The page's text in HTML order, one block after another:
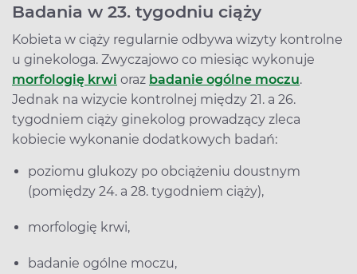
Badania w 23. tygodniu ciąży
Kobieta w ciąży regularnie odbywa wizyty kontrolne
u ginekologa. Zwyczajowo co miesiąc wykonuje
morfologię krwi oraz badanie ogólne moczu.
Jednak na wizycie kontrolnej między 21. a 26.
tygodniem ciąży ginekolog prowadzący zleca
kobiecie wykonanie dodatkowych badań:
poziomu glukozy po obciążeniu doustnym
(pomiędzy 24. a 28. tygodniem ciąży),
morfologię krwi,
badanie ogólne moczu,